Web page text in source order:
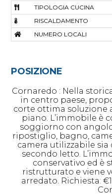
TIPOLOGIA CUCINA
RISCALDAMENTO
NUMERO LOCALI
POSIZIONE
Cornaredo : Nella
in centro paese,
corte ottima soluzione
piano. L’immobile è
soggiorno con
ripostiglio, bagno,
camera utilizzabile
secondo letto.
conservativo ed è
ristrutturato e viene
arredato. Richiesta: